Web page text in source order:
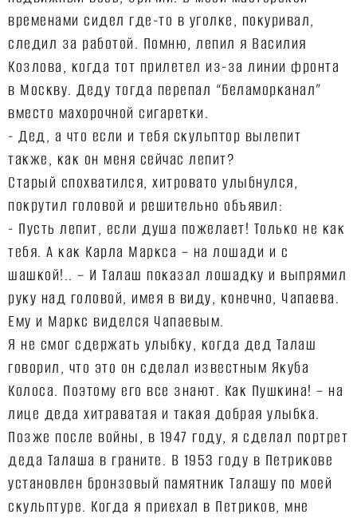
временами сидел где-то в уголке, покуривал,
следил за работой. Помню, лепил я Василия
Козлова, когда тот прилетел из-за линии фронта
в Москву. Деду тогда перепал “Беламорканал”
вместо махорочной сигаретки.
- Дед, а что если и тебя скульптор вылепит
также, как он меня сейчас лепит?
Старый спохватился, хитровато улыбнулся,
покрутил головой и решительно объявил:
- Пусть лепит, если душа пожелает! Только не как
тебя. А как Карла Маркса – на лошади и с
шашкой!.. – И Талаш показал лошадку и выпрямил
руку над головой, имея в виду, конечно, Чапаева.
Ему и Маркс виделся Чапаевым.
Я не смог сдержать улыбку, когда дед Талаш
говорил, что это он сделал известным Якуба
Колоса. Поэтому его все знают. Как Пушкина! – на
лице деда хитраватая и такая добрая улыбка.
Позже после войны, в 1947 году, я сделал портрет
деда Талаша в граните. В 1953 году в Петрикове
установлен бронзовый памятник Талашу по моей
скульптуре. Когда я приехал в Петриков, мне